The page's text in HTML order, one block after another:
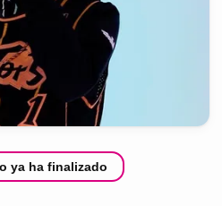
ya ha finalizado